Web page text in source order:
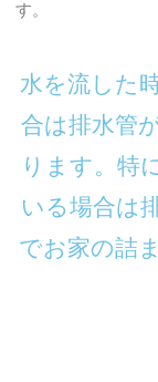
す。
水を流した
合は排水管
ります。特
いる場合は
でお家の詰